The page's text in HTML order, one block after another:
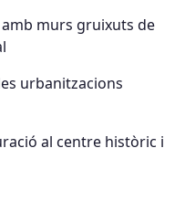
murs gruixuts de
urbanitzacions
al centre històric i